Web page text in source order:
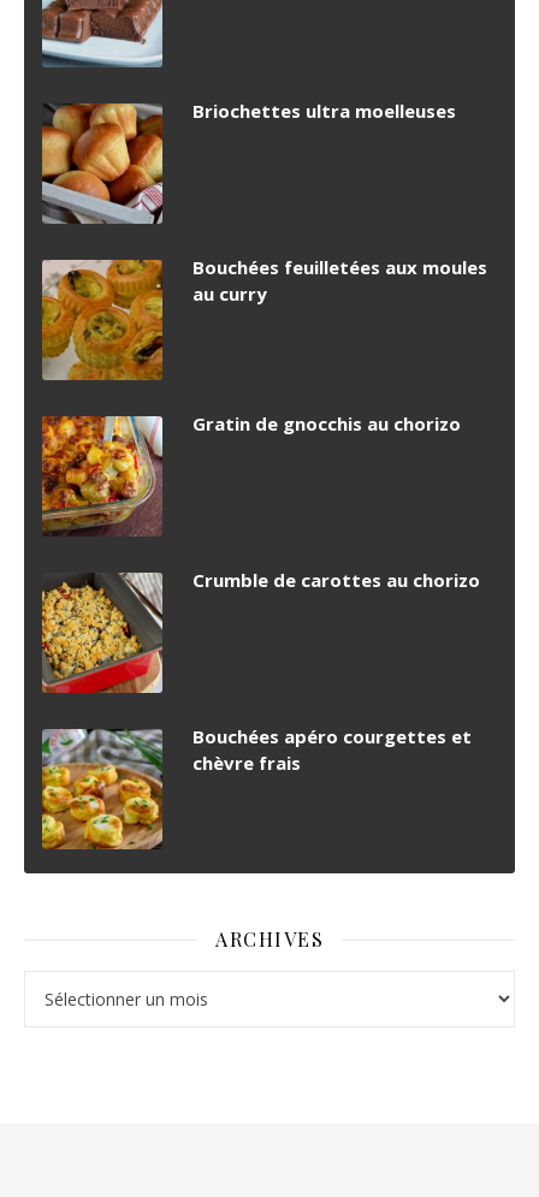
Briochettes ultra moelleuses
Bouchées feuilletées aux moules
au curry
Gratin de gnocchis au chorizo
Crumble de carottes au chorizo
Bouchées apéro courgettes et
chèvre frais
ARCHIVES